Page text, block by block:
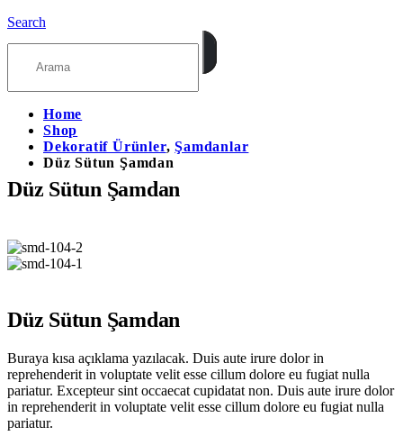
Search
Home
Shop
Dekoratif Ürünler,Şamdanlar
Düz Sütun Şamdan
Düz Sütun Şamdan
Düz Sütun Şamdan
Buraya kısa açıklama yazılacak. Duis aute irure dolor in
reprehenderit in voluptate velit esse cillum dolore eu fugiat nulla
pariatur. Excepteur sint occaecat cupidatat non. Duis aute irure dolor
in reprehenderit in voluptate velit esse cillum dolore eu fugiat nulla
pariatur.